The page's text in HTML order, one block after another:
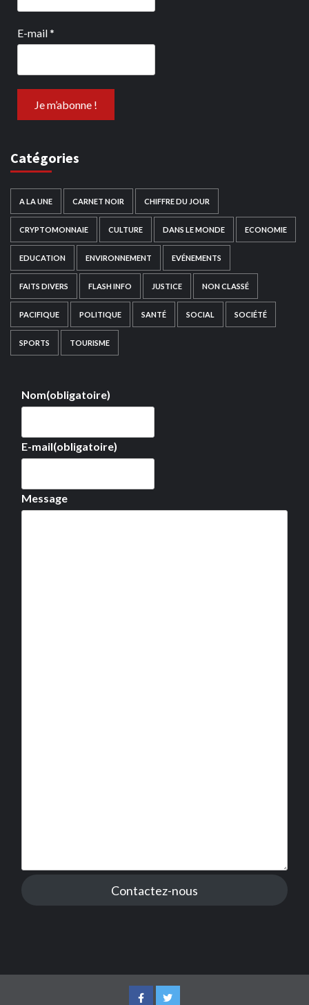
E-mail*
Catégories
A LA UNE CARNET NOIR CHIFFRE DU JOUR
CRYPTOMONNAIE CULTURE DANS LE MONDE ECONOMIE
EDUCATION ENVIRONNEMENT EVÉNEMENTS
FAITS DIVERS FLASH INFO JUSTICE NON CLASSÉ
PACIFIQUE POLITIQUE SANTÉ SOCIAL SOCIÉTÉ
SPORTS TOURISME
Nom(obligatoire)
E-mail(obligatoire)
Message
Contactez-nous